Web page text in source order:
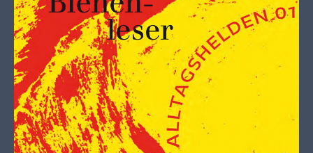
Register Lost your password?
Support
Lorem ipsum dolor sit amet:
24h/ 365days